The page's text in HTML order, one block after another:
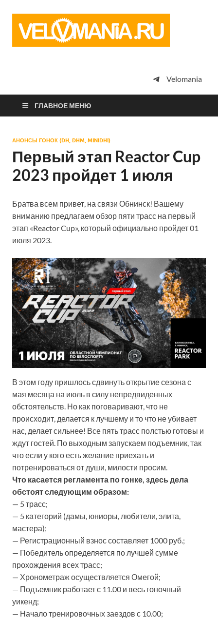
просто
Velomania
ГЛАВНОЕ МЕНЮ
АНОНСЫ ГОНОК (DH, DHM, MINIDHI)
Первый этап Reactor Cup
2023 пройдет 1 июля
Братва всем привет, на связи Обнинск! Вашему
вниманию предлагаем обзор пяти трасс на первый
этап «Reactor Cup», который официально пройдет 01
июля 2023.
В этом году пришлось сдвинуть открытие сезона с
мая месяца на июль в силу непредвиденных
обстоятельств. Но как поговаривают, что не
происходит, делается к лучшему и то что не убивает
нас, делает сильнее! Все пять трасс полстью готовы и
ждут гостей. По выходным запускаем подъемник, так
что если у кого есть желание приехать и
потренироваться от души, милости просим.
Что касается регламента по гонке, здесь дела
обстоят следующим образом:
— 5 трасс;
— 5 категорий (дамы, юниоры, любители, элита,
мастера);
— Регистрационный взнос составляет 1000 руб.;
— Победитель определяется по лучшей сумме
прохождения всех трасс;
— Хронометраж осуществляется Омегой;
— Подъемник работает с 11.00 и весь гоночный
уикенд;
— Начало тренировочных заездов с 10.00;